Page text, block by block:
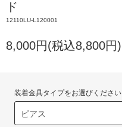
ド
12110LU-L120001
8,000円(税込8,800円)
装着金具タイプをお選びください